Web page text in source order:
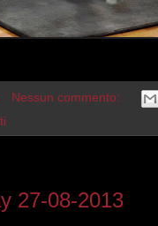
Nessun commento:
27-08-2013